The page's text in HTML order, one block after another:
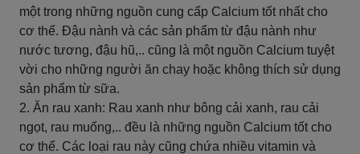
một trong những nguồn cung cấp Calcium tốt nhất cho
cơ thể. Đậu nành và các sản phẩm từ đậu nành như
nước tương, đậu hũ,.. cũng là một nguồn Calcium tuyệt
vời cho những người ăn chay hoặc không thích sử dụng
sản phẩm từ sữa.
2. Ăn rau xanh: Rau xanh như bông cải xanh, rau cải
ngọt, rau muống,.. đều là những nguồn Calcium tốt cho
cơ thể. Các loại rau này cũng chứa nhiều vitamin và